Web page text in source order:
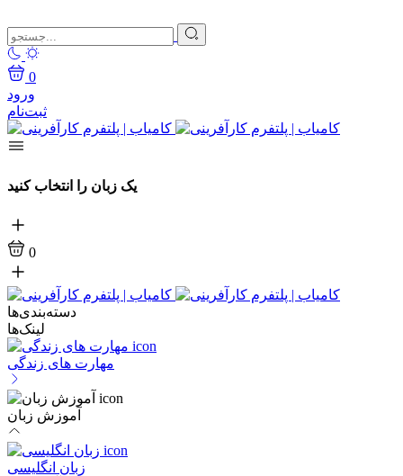
0
ورود
ثبت‌نام
یک زبان را انتخاب کنید
0
دسته‌بندی‌ها
لینک‌ها
مهارت های زندگی
آموزش زبان
زبان انگلیسی